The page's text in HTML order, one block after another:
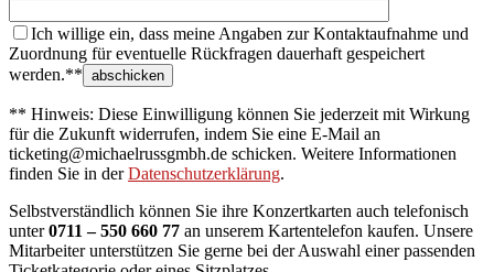
Ich willige ein, dass meine Angaben zur Kontaktaufnahme und
Zuordnung für eventuelle Rückfragen dauerhaft gespeichert
werden.**
** Hinweis: Diese Einwilligung können Sie jederzeit mit Wirkung
für die Zukunft widerrufen, indem Sie eine E-Mail an
ticketing@michaelrussgmbh.de schicken. Weitere Informationen
finden Sie in derDatenschutzerklärung.
Selbstverständlich können Sie ihre Konzertkarten auch telefonisch
unter0711 – 550 660 77 an unserem Kartentelefon kaufen. Unsere
Mitarbeiter unterstützen Sie gerne bei der Auswahl einer passenden